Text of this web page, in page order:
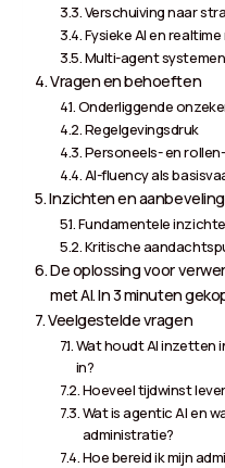
Verschuiving naar
Fysieke AI en
Multi-agent systemen
Vragen en behoeften
Onderliggende
Regelgevingsdruk
Personeels- en
AI-fluency als
Inzichten en
Fundamentele
Kritische
De oplossing voor
met AI. In 3 minuten
Veelgestelde vragen
Wat houdt AI inzetten
in?
Hoeveel tijdwinst
Wat is agentic AI en
administratie?
Hoe bereid ik mijn